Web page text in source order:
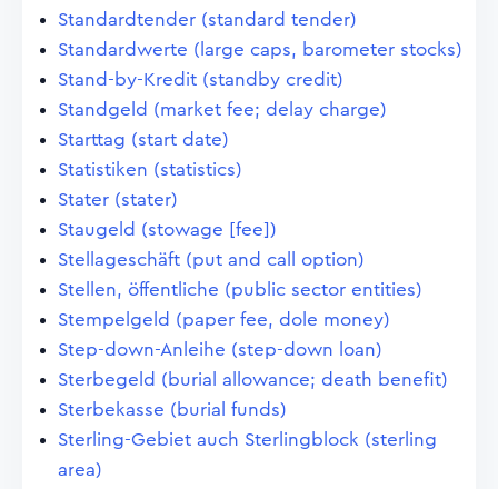
Standardtender (standard tender)
Standardwerte (large caps, barometer stocks)
Stand-by-Kredit (standby credit)
Standgeld (market fee; delay charge)
Starttag (start date)
Statistiken (statistics)
Stater (stater)
Staugeld (stowage [fee])
Stellageschäft (put and call option)
Stellen, öffentliche (public sector entities)
Stempelgeld (paper fee, dole money)
Step-down-Anleihe (step-down loan)
Sterbegeld (burial allowance; death benefit)
Sterbekasse (burial funds)
Sterling-Gebiet auch Sterlingblock (sterling
area)